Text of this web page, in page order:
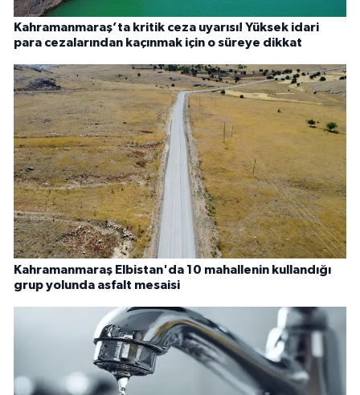
Kahramanmaraş’ta kritik ceza uyarısı! Yüksek idari
para cezalarından kaçınmak için o süreye dikkat
Kahramanmaraş Elbistan'da 10 mahallenin kullandığı
grup yolunda asfalt mesaisi